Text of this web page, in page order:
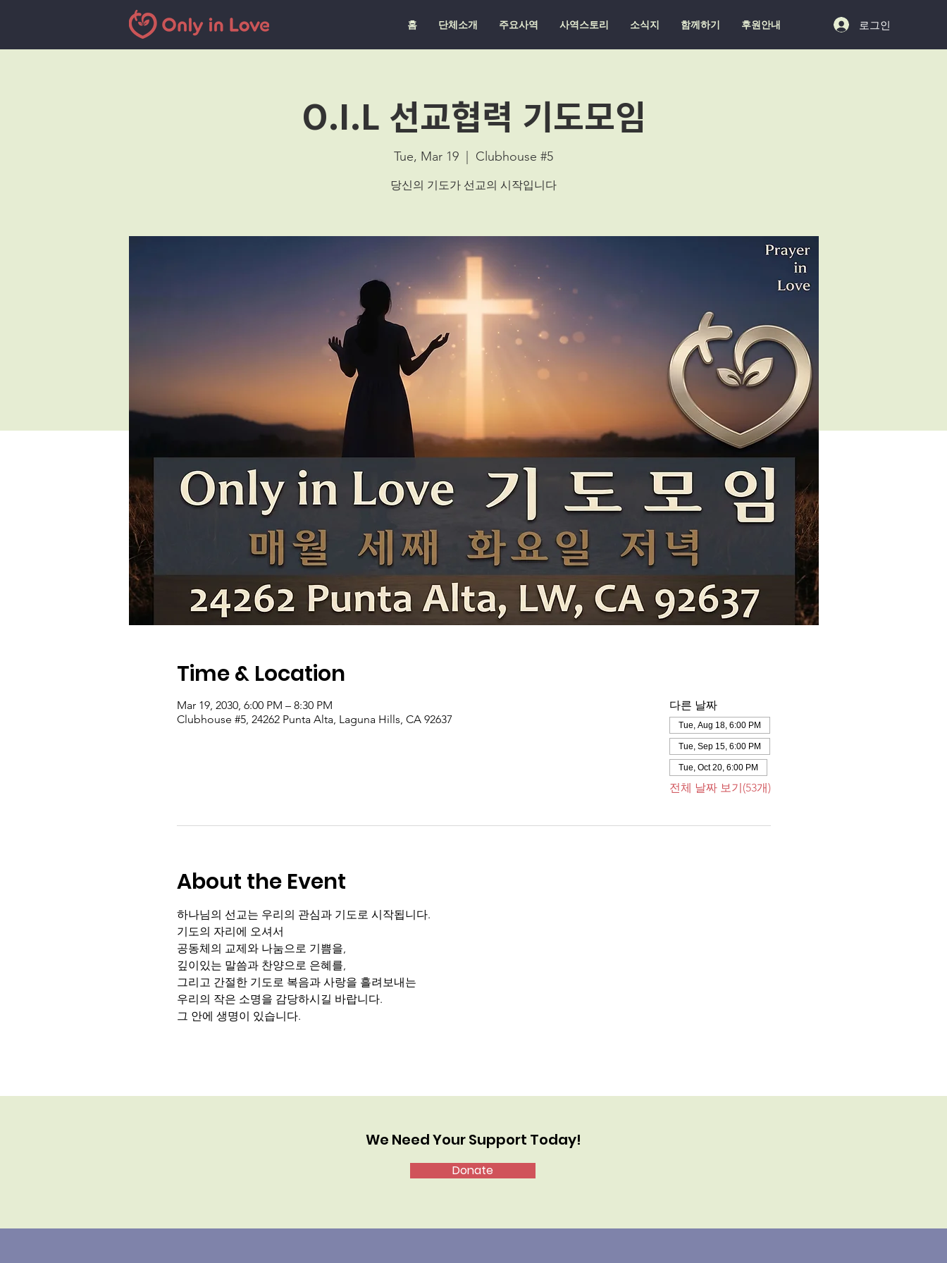
홈 단체소개 주요사역 사역스토리 소식지 함께하기 후원안내 로그인
O.I.L 선교협력 기도모임
Tue, Mar 19 Clubhouse #5
당신의 기도가 선교의 시작입니다
Time & Location
Mar 19, 2030, 6:00 PM – 8:30 PM
Clubhouse #5, 24262 Punta Alta, Laguna Hills, CA 92637
다른 날짜
Tue, Aug 18, 6:00 PM
Tue, Sep 15, 6:00 PM
Tue, Oct 20, 6:00 PM
전체 날짜 보기(53개)
About the Event
하나님의 선교는 우리의 관심과 기도로 시작됩니다.
기도의 자리에 오셔서
공동체의 교제와 나눔으로 기쁨을,
깊이있는 말씀과 찬양으로 은혜를,
그리고 간절한 기도로 복음과 사랑을 흘려보내는
우리의 작은 소명을 감당하시길 바랍니다.
그 안에 생명이 있습니다.
Donate
We Need Your Support Today!